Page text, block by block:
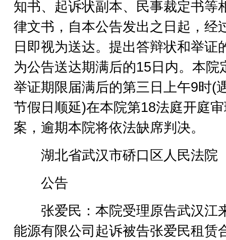
知书、起诉状副本、民事裁定书等
律文书，自本公告发出之日起，经
日即视为送达。提出答辩状和举证
为公告送达期满后的15日内。本院
举证期限届满后的第三日上午9时(
节假日顺延)在本院第18法庭开庭
案，逾期本院将依法缺席判决。
湖北省武汉市硚口区人民法院
公告
张爱民：本院受理原告武汉江
能源有限公司起诉被告张爱民租赁